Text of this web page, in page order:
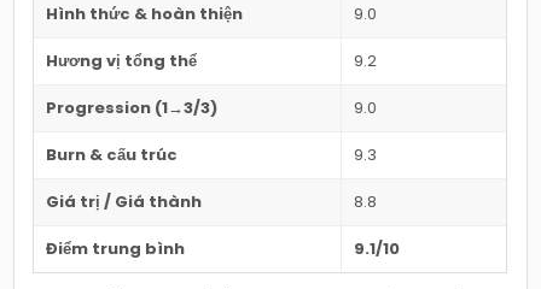
Hình thức & hoàn thiện 9.0
Hương vị tổng thể 9.2
Progression (1→3/3) 9.0
Burn & cấu trúc 9.3
Giá trị / Giá thành 8.8
Điểm trung bình 9.1/10